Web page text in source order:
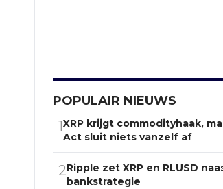
POPULAIR NIEUWS
1XRP krijgt commodityhaak,
Act sluit niets vanzelf af
2Ripple zet XRP en RLUSD
bankstrategie